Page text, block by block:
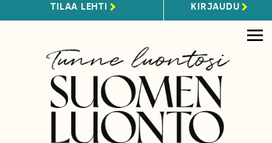
TILAA LEHTI KIRJAUDU